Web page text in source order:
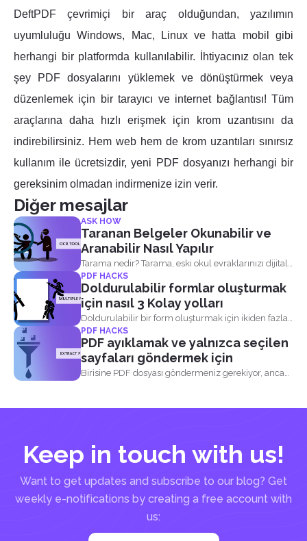
DeftPDF çevrimiçi bir araç olduğundan, yazılımın
uyumluluğu Windows, Mac, Linux ve hatta mobil gibi
herhangi bir platformda kullanılabilir. İhtiyacınız olan tek
şey PDF dosyalarını yüklemek ve dönüştürmek veya
düzenlemek için bir tarayıcı ve internet bağlantısı! Tüm
araçlarına daha hızlı erişmek için krom uzantısını da
indirebilirsiniz. Hem web hem de krom uzantıları sınırsız
kullanım ile ücretsizdir, yeni PDF dosyanızı herhangi bir
gereksinim olmadan indirmenize izin verir.
Diğer mesajlar
ASK HOW
Taranan Belgeler Okunabilir ve
Aranabilir Nasıl Yapılır
Tarama nedir? Tarama, eski okul evraklarınızı dijital
d...
PDF HACKS
Doldurulabilir formlar oluşturmak
için nasıl 3 Kolay yolları
Doldurulabilir bir form oluşturmak için ikiden fazla
yol...
PDF HACKS
PDF ayıklamak ve yalnızca seçilen
sayfaları göndermek için
Birisine PDF dosyası göndermeniz gerekiyor, ancak
Keep in touch with us!
Want to get updates and subscribe to our blog? Get
weekly e-notifications by creating a free account with
us: